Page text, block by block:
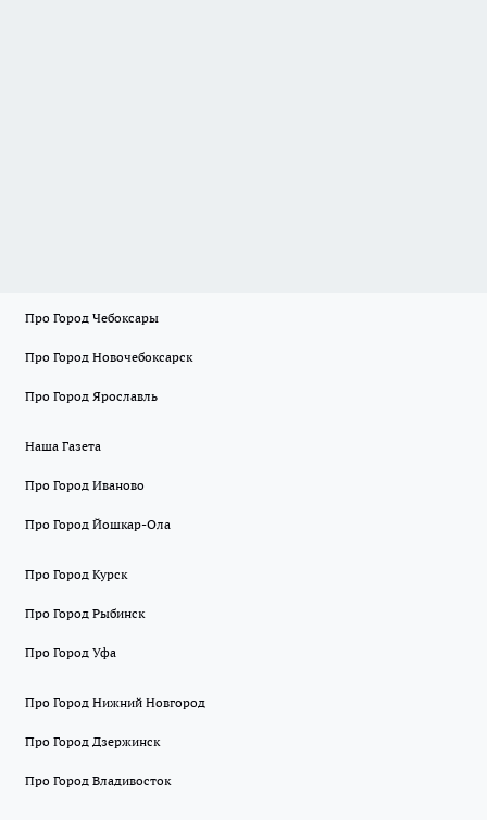
Про Город Чебоксары
Про Город Новочебоксарск
Про Город Ярославль
Наша Газета
Про Город Иваново
Про Город Йошкар-Ола
Про Город Курск
Про Город Рыбинск
Про Город Уфа
Про Город Нижний Новгород
Про Город Дзержинск
Про Город Владивосток